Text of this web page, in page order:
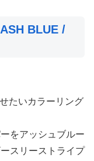
BLUE /
たいカラーリング
をアッシュブルー
スリーストライプ